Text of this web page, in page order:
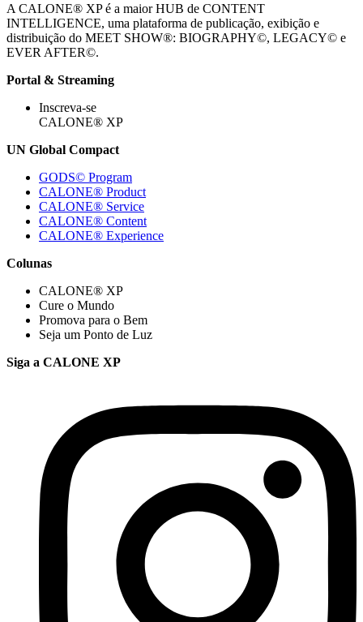
A CALONE® XP é a maior HUB de CONTENT
INTELLIGENCE, uma plataforma de publicação, exibição e
distribuição do MEET SHOW®: BIOGRAPHY©, LEGACY© e
EVER AFTER©.
Portal & Streaming
Inscreva-se
CALONE® XP
UN Global Compact
GODS© Program
CALONE® Product
CALONE® Service
CALONE® Content
CALONE® Experience
Colunas
CALONE® XP
Cure o Mundo
Promova para o Bem
Seja um Ponto de Luz
Siga a CALONE XP